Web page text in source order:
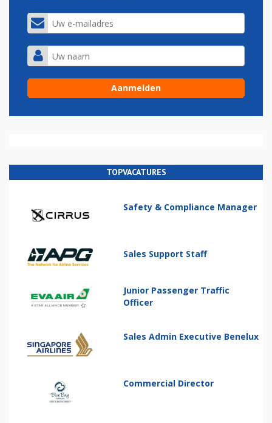
TOPVACATURES
Safety & Compliance Manager
Sales Support Staff
Junior Passenger Traffic
Officer
Sales Admin Executive Benelux
Commercial Director